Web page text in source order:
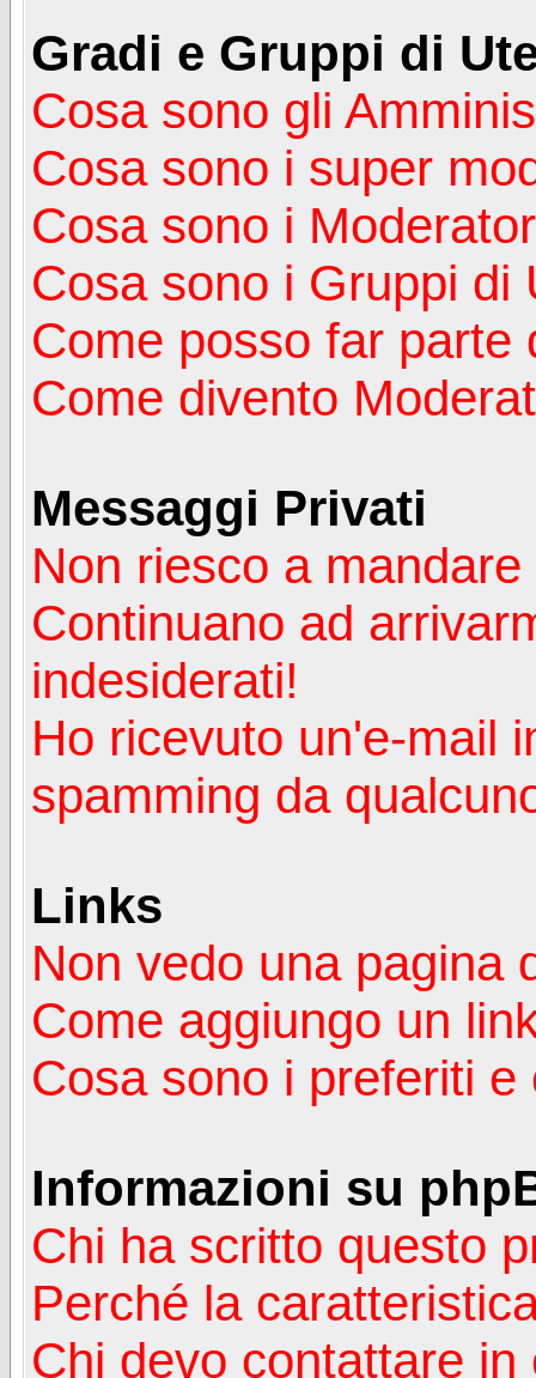
Gradi e Gruppi di
Cosa sono gli
Cosa sono i super
Cosa sono i
Cosa sono i Gruppi di
Come posso far parte
Come divento
Messaggi Privati
Non riesco a
Continuano ad
indesiderati!
Ho ricevuto un'e-mail
spamming da
Links
Non vedo una pagina
Come aggiungo un
Cosa sono i preferiti
Informazioni su
Chi ha scritto questo
Perché la
Chi devo contattare